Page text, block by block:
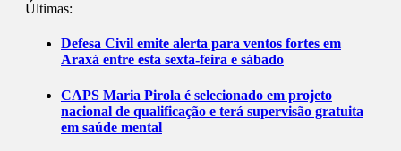
Últimas:
Defesa Civil emite alerta para ventos fortes em
Araxá entre esta sexta-feira e sábado
CAPS Maria Pirola é selecionado em projeto
nacional de qualificação e terá supervisão gratuita
em saúde mental